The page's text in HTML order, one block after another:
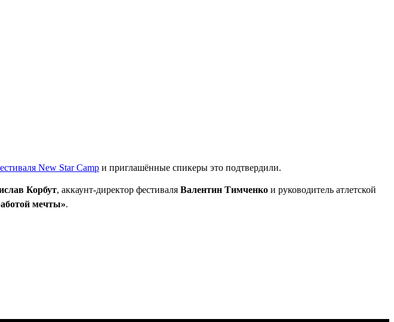
New Star Camp и приглашённые спикеры это подтвердили.
Корбут, аккаунт-директор фестиваля Валентин Тимченко и руководитель атлетской
мечты».